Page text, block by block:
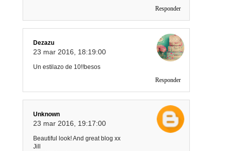
Responder
Dezazu
23 mar 2016, 18:19:00
Un estilazo de 10!!besos
Responder
Unknown
23 mar 2016, 19:17:00
Beautiful look! And great blog xx
Jill